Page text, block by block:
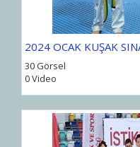
2024 OCAK KUŞAK
30 Görsel
0 Video